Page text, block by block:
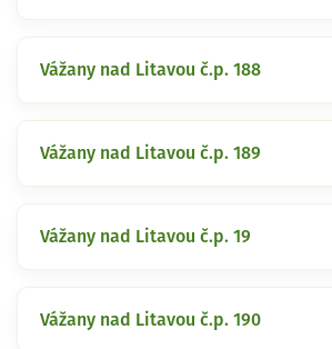
Vážany nad Litavou č.p. 188
Vážany nad Litavou č.p. 189
Vážany nad Litavou č.p. 19
Vážany nad Litavou č.p. 190